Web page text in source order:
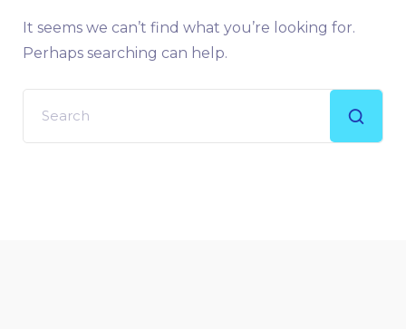
It seems we can’t find what you’re looking for.
Perhaps searching can help.